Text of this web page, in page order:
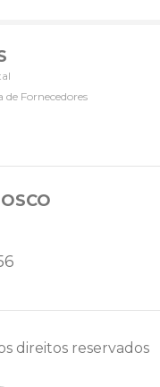
Fornecedores
direitos reservados